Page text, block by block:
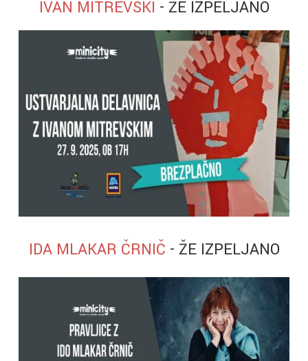
IVAN MITREVSKI - ŽE IZPELJANO
IDA MLAKAR ČRNIČ - ŽE IZPELJANO